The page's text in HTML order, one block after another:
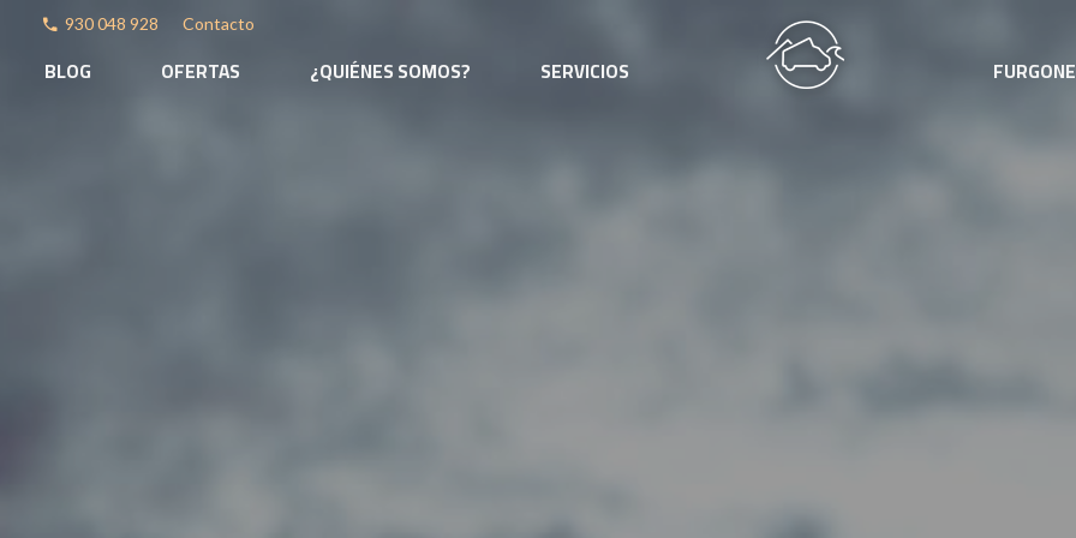
phone 930 048 928 Contacto
BLOG OFERTAS ¿QUIÉNES SOMOS? SERVICIOS